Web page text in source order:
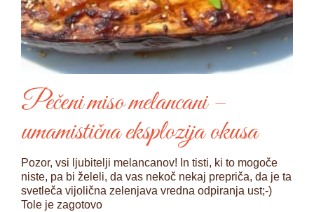
Pečeni miso melancani –
umamistična eksplozija okusa
Pozor, vsi ljubitelji melancanov! In tisti, ki to mogoče
niste, pa bi želeli, da vas nekoč nekaj prepriča, da je ta
svetleča vijolična zelenjava vredna odpiranja ust;-)
Tole je zagotovo